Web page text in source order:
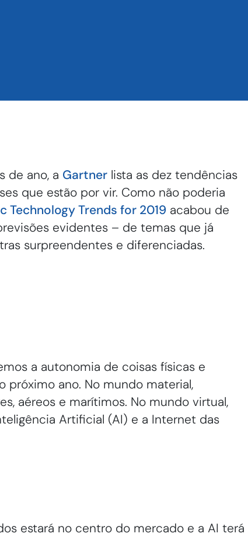
de ano, a Gartner lista as dez tendências
que estão por vir. Como não poderia
Technology Trends for 2019 acabou de
evidentes – de temas que já
surpreendentes e diferenciadas.
a autonomia de coisas físicas e
próximo ano. No mundo material,
aéreos e marítimos. No mundo virtual,
Artificial (AI) e a Internet das
estará no centro do mercado e a AI terá